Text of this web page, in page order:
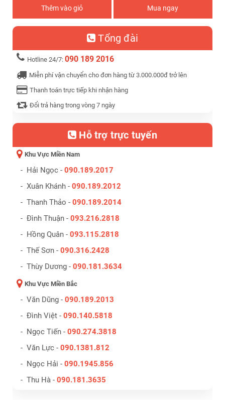
Thêm vào giỏ Mua ngay
Tổng đài
Hotline 24/7: 090 189 2016
Miễn phí vận chuyển cho đơn hàng từ 3.000.000đ trở lên
Thanh toán trực tiếp khi nhận hàng
Đổi trả hàng trong vòng 7 ngày
Hỗ trợ trực tuyến
Khu Vực Miền Nam
- Hải Ngọc - 090.189.2017
- Xuân Khánh - 090.189.2012
- Thanh Thảo - 090.189.2014
- Đình Thuận - 093.216.2818
- Hồng Quân - 093.115.2818
- Thế Sơn - 090.316.2428
- Thùy Dương - 090.181.3634
Khu Vực Miền Bắc
- Văn Dũng - 090.189.2013
- Đình Việt - 090.140.5818
- Ngọc Tiến - 090.274.3818
- Văn Lực - 090.1381.812
- Ngọc Hải - 090.1945.856
- Thu Hà - 090.181.3635